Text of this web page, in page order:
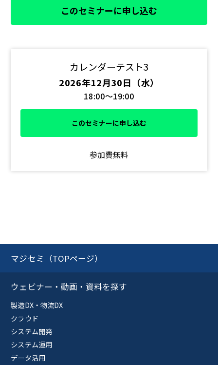
このセミナーに申し込む
カレンダーテスト3
2026年12月30日（水）
18:00～19:00
このセミナーに申し込む
参加費無料
マジセミ（TOPページ）
ウェビナー・動画・資料を探す
製造DX・物流DX
クラウド
システム開発
システム運用
データ活用